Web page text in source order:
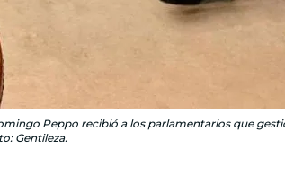
Peppo recibió a los parlamentarios que
Gentileza.